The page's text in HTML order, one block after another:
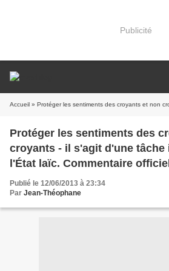
Publicité
Accueil » Protéger les sentiments des croyants et non croyants - il s'agit d'une tâche importante de l'État laïc.
Protéger les sentiments des
croyants - il s'agit d'une tâche
l'État laïc. Commentaire
département de l'Information
Publié le 12/06/2013 à 23:34
Par Jean-Théophane